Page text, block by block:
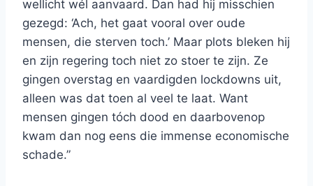
wellicht wél aanvaard. Dan had hij misschien
gezegd: ‘Ach, het gaat vooral over oude
mensen, die sterven toch.’ Maar plots bleken hij
en zijn regering toch niet zo stoer te zijn. Ze
gingen overstag en vaardigden lockdowns uit,
alleen was dat toen al veel te laat. Want
mensen gingen tóch dood en daarbovenop
kwam dan nog eens die immense economische
schade.”